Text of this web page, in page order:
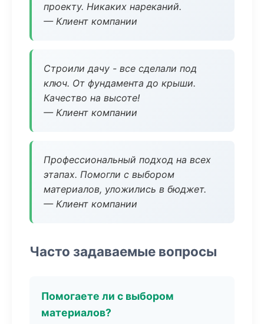
проекту. Никаких нареканий.
— Клиент компании
Строили дачу - все сделали под
ключ. От фундамента до крыши.
Качество на высоте!
— Клиент компании
Профессиональный подход на всех
этапах. Помогли с выбором
материалов, уложились в бюджет.
— Клиент компании
Часто задаваемые вопросы
Помогаете ли с выбором
материалов?